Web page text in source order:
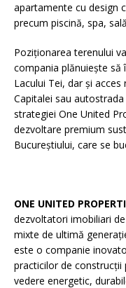
apartamente cu design
precum piscină, spa,
Poziționarea terenului
compania plănuiește să
Lacului Tei, dar și
Capitalei sau
strategiei One United
dezvoltare premium
Bucureștiului, care se
ONE UNITED
dezvoltatori imobiliari
mixte de ultimă
este o companie
practicilor de construcții
vedere energetic,